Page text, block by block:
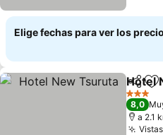
Elige fechas para ver los
Hotel
3 Estrellas
8,0
a 2.1